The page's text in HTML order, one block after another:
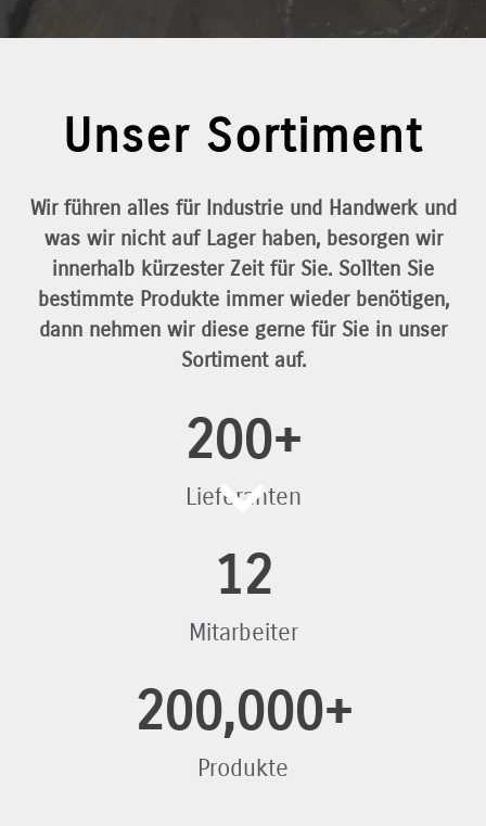
Unser Sortiment
Wir führen alles für Industrie und Handwerk und
was wir nicht auf Lager haben, besorgen wir
innerhalb kürzester Zeit für Sie. Sollten Sie
bestimmte Produkte immer wieder benötigen,
dann nehmen wir diese gerne für Sie in unser
Sortiment auf.
200+
Lieferanten
12
Mitarbeiter
200,000+
Produkte